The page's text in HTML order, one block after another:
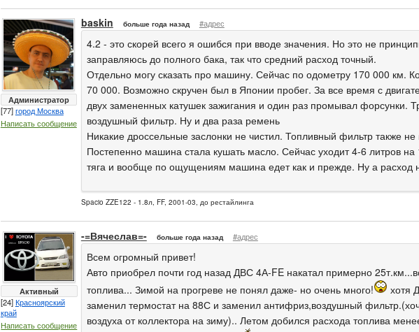
Администратор
[77]город Москва
Написать сообщение
baskin больше года назад #адрес
4.2 - это скорей всего я ошибся при вводе значения. Но это не
заправляюсь до полного бака, так что средний расход точный.
Отдельно могу сказать про машину. Сейчас по одометру 170 000 км.
70 000. Возможно скручен был в Японии пробег. За все время с
двух замененных катушек зажигания и один раз промывал форсунки.
воздушный фильтр. Ну и два раза ремень
Никакие дроссельные заслонки не чистил. Топливный фильтр также
Постепенно машина стала кушать масло. Сейчас уходит 4-6 литров
тяга и вообще по ощущениям машина едет как и прежде. Ну а расход
Spacio ZZE122 - 1.8л, FF, 2001-03, до рестайлинга
Активный
[24]Красноярский
край
Написать сообщение
-=Вячеслав=- больше года назад #адрес
Всем огромный привет!
Авто приобрел почти год назад ДВС 4А-FE накатал примерно
топлива... Зимой на прогреве не понял даже- но очень много!
хотя
заменил термостат на 88С и заменил антифриз,воздушный
воздуха от коллектора на зиму).. Летом добился расхода топлива